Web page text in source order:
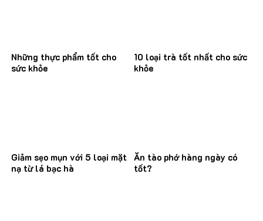
Những thực phẩm tốt cho
sức khỏe
10 loại trà tốt nhất cho sức
khỏe
Giảm sẹo mụn với 5 loại mặt
nạ từ lá bạc hà
Ăn tào phớ hàng ngày có
tốt?